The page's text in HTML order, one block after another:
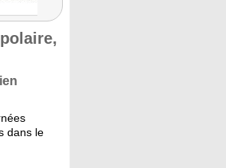
dans le